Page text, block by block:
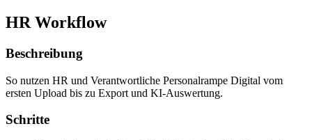
HR Workflow
Beschreibung
So nutzen HR und Verantwortliche Personalrampe Digital vom
ersten Upload bis zu Export und KI-Auswertung.
Schritte